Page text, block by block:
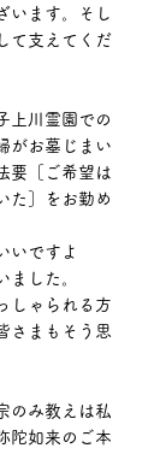
います。そし
て支えてくだ
上川霊園での
がお墓じまい
要［ご希望は
た］をお勤め
いですよ
ました。
しゃられる方
さまもそう思
のみ教えは私
陀如来のご本